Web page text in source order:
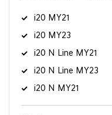
i20 MY21
i20 MY23
i20 N Line MY21
i20 N Line MY23
i20 N MY21